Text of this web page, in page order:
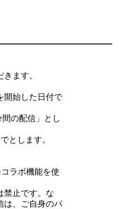
ます。
開始した日付で
の配信」とし
とします。
ラボ機能を使
禁止です。な
は、ご自身のパ